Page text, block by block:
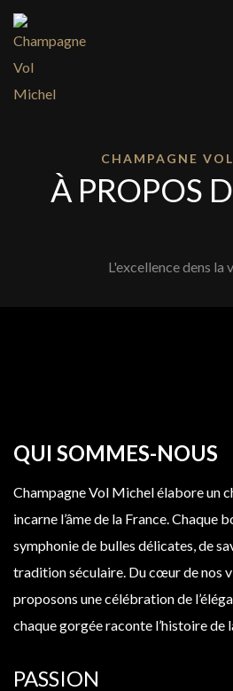
CHAMPAGNE
À PROPOS
L'excellence dens la
QUI SOMMES-NOUS
Champagne Vol Michelélabore un
incarne l’âme de la France. Chaque
symphonie de bulles délicates, de
tradition séculaire. Du cœur de nos
proposons une célébration de
chaque gorgée raconte l’histoire de
PASSION